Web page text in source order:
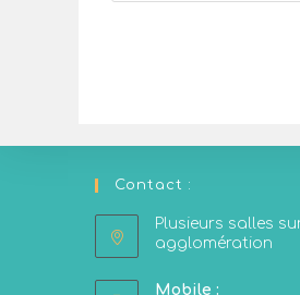
Contact :
Plusieurs salles
agglomération
Mobile :